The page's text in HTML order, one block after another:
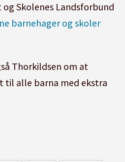
Skolenes Landsforbund
barnehager og skoler
Thorkildsen om at
til alle barna med ekstra